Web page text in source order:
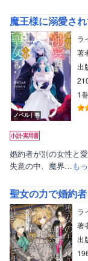
ノベル｜巻
ラ
著
出
1
婚約者が別の女性と
失意の中、魔界…も
ラ
著
出